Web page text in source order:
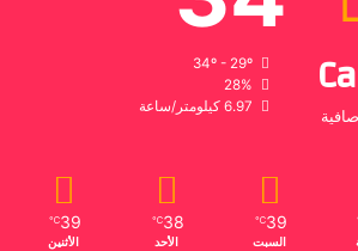
28%
6.97 كيلومتر/ساعة
39
℃
السبت
38
℃
الأحد
39
℃
الأثنين